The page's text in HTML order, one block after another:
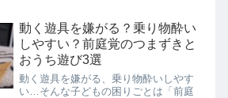
りやすく解説します。
動く遊具を嫌がる？乗り物酔い
しやすい？前庭覚のつまずきと
おうち遊び3選
動く遊具を嫌がる、乗り物酔いしやす
い…そんな子どもの困りごとは「前庭